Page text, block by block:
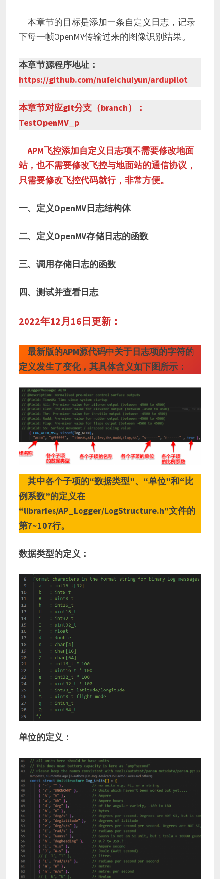
本章节的目标是添加一条自定义日志，记录
下每一帧OpenMV传输过来的图像识别结果。
本章节源程序地址：
https://github.com/nufeichuiyun/ardupilot
本章节对应git分支（branch）：
TestOpenMV_p
APM飞控添加自定义日志项不需要修改地面
站，也不需要修改飞控与地面站的通信协议，
只需要修改飞控代码就行，非常方便。
一、定义OpenMV日志结构体
二、定义OpenMV存储日志的函数
三、调用存储日志的函数
四、测试并查看日志
2022年12月16日更新：
最新版的APM源代码中关于日志项的字符的
定义发生了变化，其具体含义如下图所示：
其中各个子项的“数据类型”、“单位”和“比
例系数”的定义在
“libraries/AP_Logger/LogStructure.h”文件的
第7~107行。
数据类型的定义：
单位的定义：